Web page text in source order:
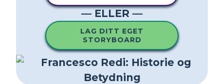
— ELLER —
LAG DITT EGET
STORYBOARD